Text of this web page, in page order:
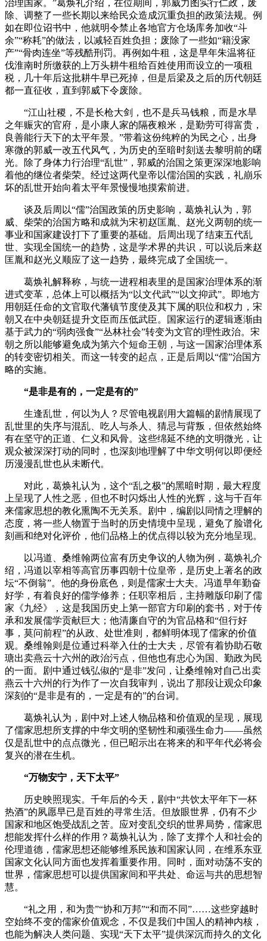
治理国家。”葛焕礼介绍，在位期间，郭威力图实行仁政，废
除、调整了一些长期以来给民众造成沉重负担的政策法规。例
如在即位诏书中，他就明令禁止各地官方仓场库务加收“斗
余”“称耗”的做法，以减轻百姓负担；废除了一些如“籍没家
产”“骨肉连坐”等残酷刑罚。再例如牛租，这是早年朱温将征
伐淮南时所缴获的上万头耕牛租给百姓使用而设立的一项租
税，几十年后这批耕牛早已死掉，但是后梁及之后的历代朝廷
都一直征收，直到郭威下令废除。
“江山社稷，不是长枪大剑，也不是兵马钱粮，而是水旱
之年赈灾的官府，是小康人家的隔夜粮米，是勤劳可得富贵，
良善能行天下的太平年景。”带着这份纯粹的为民之心，出身
寒微的郭威一改五代风气，为历史的至暗时刻送去黎明前的曙
光。除了身体力行治理“乱世”，郭威的治国之策更深深地影响
着他的继位者柴荣。经过这两代皇帝以儒治国的实践，礼崩乐
坏的乱世开始向着太平年景慢慢地摸索前进。
谈及后周以“儒”治国政策的历史影响，葛焕礼认为，郭
威、柴荣的治国方略和成就为宋初赵匡胤、赵光义两朝的统一
事业和国家建设打下了重要的基础。后周出现了结束五代乱
世、实现全国统一的趋势，这是学术界的共识，可以说后来赵
匡胤和赵光义顺应了这一趋势，最终完成了全国统一。
葛焕礼解释称，与统一进程相表里的是国家治理体系的渐
进式变革，总体上可以概括为“以文代武”“以文抑武”。即地方
用朝廷任命的文官取代藩镇节度使及其下属的职位和权力，宋
朝又在中央朝廷提升文臣而压低武臣。国家运行的逻辑逐渐由
基于武力的“弱肉强食”“丛林社会”转变为文官的理性政治。宋
朝之所以能够避免成为第六个短命王朝，与这一国家治理体系
的转变密切相关。而这一转变的起点，正是后周以“儒”治国方
略的实施。
“是非是有的，一定是有的”
生逢乱世，何以为人？尽管电视剧用大篇幅的剧情展现了
乱世里的失序与混乱、吃人与杀人、猜忌与背叛，但依然始终
有在坚守的正道、仁义和风骨。这些绵延不绝的文明微光，让
观众被深深打动的同时，也深刻地理解了中华文明何以即便经
历漫漫乱世也从未断代。
对此，葛焕礼认为，这个“乱之极”的黑暗时期，最大程度
上呈现了人性之恶，但也不时闪烁出人性的光辉，这与千百年
来儒家思想的教化熏陶不无关系。剧中，编剧以同情之理解的
态度，将一些人物置于当时的历史情境中呈现，避免了脸谱化
刻画和绝对化评价，他们品格上的优点得以较为充分地呈现。
以冯道、桑维翰两位富有历史争议的人物为例，葛焕礼介
绍，冯道以宰相等高官历事四朝十位皇帝，是历史上著名的政
坛“不倒翁”。他的身份底色，则是儒家士大夫。冯道早年勤奋
好学，有着良好的儒学修养；任职宰相后，主持雕版印刷了儒
家《九经》，这是我国历史上第一部官方印刷的套书，对于传
承和发展儒学贡献巨大；他清廉自守的为官品格和“但行好
事，莫问前程”的从政、处世准则，都鲜明体现了儒家的价值
观。桑维翰则是位通过科举入仕的士大夫，尽管有着协助石敬
瑭出卖燕云十六州的政治污点，但他也有忠心为国、勤政为民
的一面。剧中通过钱弘俶的“是非”发问，让桑维翰对自己出卖
燕云十六州的行为作了一次自我审判，说出了那段让观众印象
深刻的“是非是有的，一定是有的”的台词。
葛焕礼认为，剧中对上述人物品格和价值观的呈现，展现
了儒家思想所支撑的中华文明的坚韧性和顽强生命力——虽然
仅是乱世中的点点微光，但已昭示出在将来的和平年代必将会
复兴的潜在生机。
“万物安宁，天下太平”
历史映照现实。千年后的今天，剧中“共饮太平年下一杯
热酒”的夙愿早已是百姓的寻常生活。但放眼世界，仍有不少
国家和地区饱受战乱之苦。应对变乱交织的世界局势，儒家思
想能发挥什么样的作用？葛焕礼认为，除了支撑个人和社会的
伦理道德，儒家思想还能够维系民族和国家认同，在维系东亚
国家文化认同方面也发挥着重要作用。同时，面对动荡不安的
世界，儒家思想可以提供国家间和平共处、命运与共的思想智
慧。
“礼之用，和为贵”“协和万邦”“和而不同”……这些穿越时
空始终不变的儒家价值观念，不仅是我们中国人的精神内核，
也能为解决人类问题、实现“天下太平”提供深沉而持久的文化